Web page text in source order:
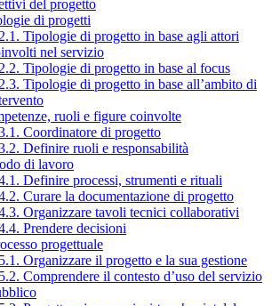
del progetto
di progetti
Tipologie di progetto in base agli attori
nel servizio
Tipologie di progetto in base al focus
Tipologie di progetto in base all’ambito di
ruoli e figure coinvolte
Coordinatore di progetto
Definire ruoli e responsabilità
di lavoro
Definire processi, strumenti e rituali
Curare la documentazione di progetto
Organizzare tavoli tecnici collaborativi
Prendere decisioni
progettuale
Organizzare il progetto e la sua gestione
Comprendere il contesto d’uso del servizio